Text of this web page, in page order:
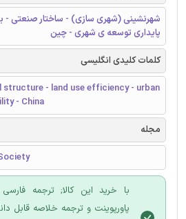
شهرنشینی (شهری سازی) - ساختار صنعتی -
پایداری توسعه ی شهری - چین
کلمات کلیدی انگلیسی
- land use efficiency - urban
- China
مجله
با خرید این کالا; ترجمه فارسی
پاورپوینت و ترجمه خلاصه قابل